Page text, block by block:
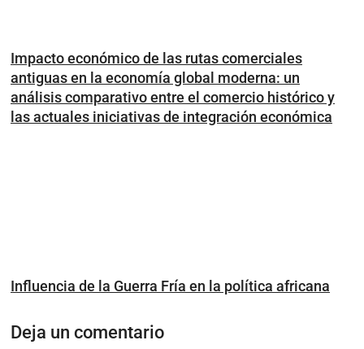
Impacto económico de las rutas comerciales
antiguas en la economía global moderna: un
análisis comparativo entre el comercio histórico y
las actuales iniciativas de integración económica
Influencia de la Guerra Fría en la política africana
Deja un comentario